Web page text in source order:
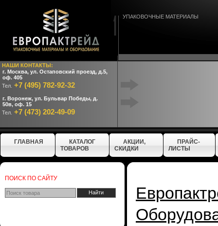
НАШИ КОНТАКТЫ:
г. Москва, ул. Остаповский проезд, д.5,
оф. 405
Тел. +7 (495) 782-92-32
г. Воронеж, ул. Бульвар Победы, д.
50в, оф. 15
Тел. +7 (473) 202-49-09
УПАКОВОЧНЫЕ МАТЕРИАЛЫ
ГЛАВНАЯ
КАТАЛОГ
ТОВАРОВ
АКЦИИ,
СКИДКИ
ПРАЙС-
ЛИСТЫ
ПОИСК ПО САЙТУ